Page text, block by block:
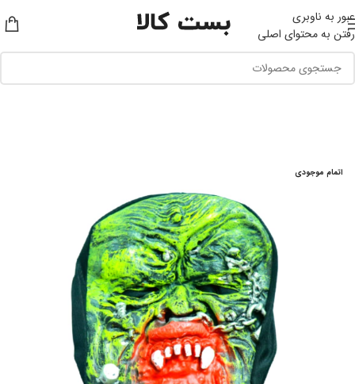
عبور به ناوبری
رفتن به محتوای اصلی
اتمام موجودی